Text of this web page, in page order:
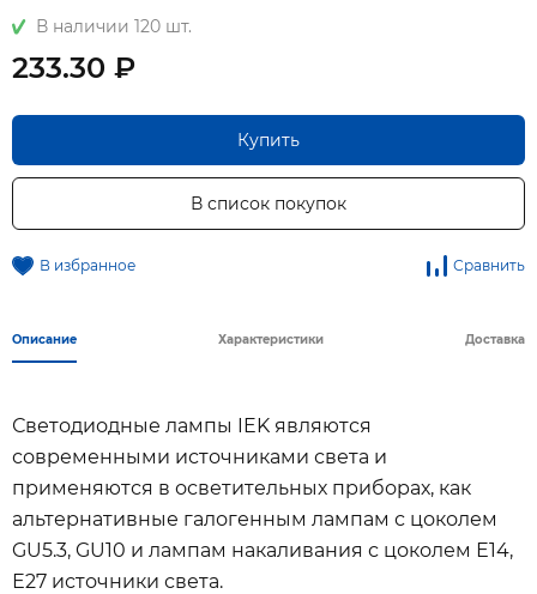
В наличии 120 шт.
233.30 ₽
Купить
В список покупок
В избранное Сравнить
Описание Характеристики Доставка
Светодиодные лампы IEK являются
современными источниками света и
применяются в осветительных приборах, как
альтернативные галогенным лампам с цоколем
GU5.3, GU10 и лампам накаливания с цоколем Е14,
Е27 источники света.